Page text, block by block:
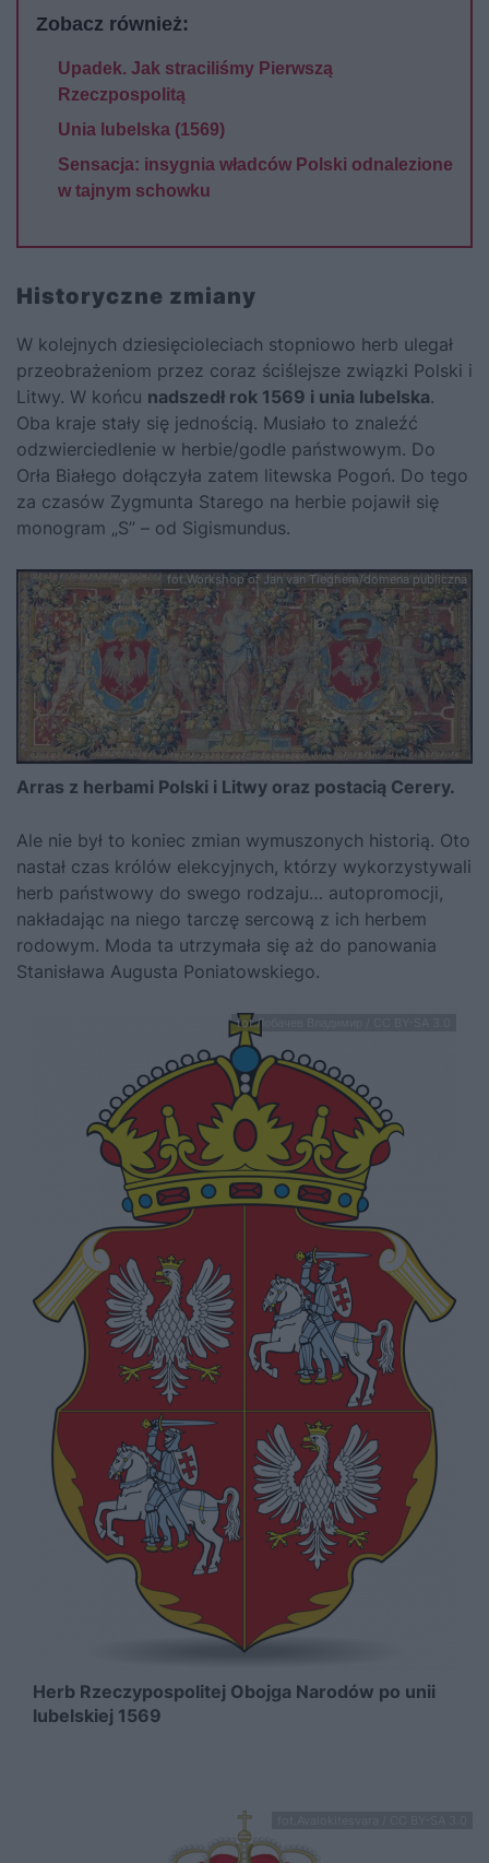
Zobacz również:
Upadek. Jak straciliśmy Pierwszą
Rzeczpospolitą
Unia lubelska (1569)
Sensacja: insygnia władców Polski odnalezione
w tajnym schowku
Historyczne zmiany
W kolejnych dziesięcioleciach stopniowo herb ulegał
przeobrażeniom przez coraz ściślejsze związki Polski i
Litwy. W końcu nadszedł rok 1569 i unia lubelska.
Oba kraje stały się jednością. Musiało to znaleźć
odzwierciedlenie w herbie/godle państwowym. Do
Orła Białego dołączyła zatem litewska Pogoń. Do tego
za czasów Zygmunta Starego na herbie pojawił się
monogram „S” – od Sigismundus.
fot.Workshop of Jan van Tieghem/domena publiczna
Arras z herbami Polski i Litwy oraz postacią Cerery.
Ale nie był to koniec zmian wymuszonych historią. Oto
nastał czas królów elekcyjnych, którzy wykorzystywali
herb państwowy do swego rodzaju… autopromocji,
nakładając na niego tarczę sercową z ich herbem
rodowym. Moda ta utrzymała się aż do panowania
Stanisława Augusta Poniatowskiego.
fot.Лобачев Владимир / CC BY-SA 3.0
Herb Rzeczypospolitej Obojga Narodów po unii
lubelskiej 1569